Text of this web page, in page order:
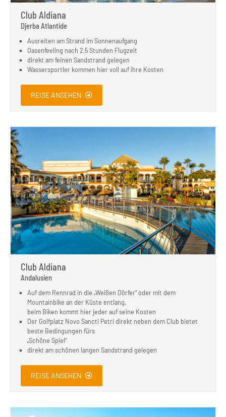
Club Aldiana
Djerba Atlantide
Ausreiten am Strand im Sonnenaufgang
Oasenfeeling nach 2,5 Stunden Flugzeit
direkt am feinen Sandstrand gelegen
Wassersportler kommen hier voll auf ihre Kosten
REISE ANSEHEN
Club Aldiana
Andalusien
Auf dem Rennrad in die „Weißen Dörfer“ oder mit dem
Mountainbike an der Küste entlang,
beim Biken kommt hier jeder auf seine Kosten
Der Golfplatz Novo Sancti Petri direkt neben dem Club bietet
beste Bedingungen fürs
„Schöne Spiel“
direkt am schönen langen Sandstrand gelegen
REISE ANSEHEN